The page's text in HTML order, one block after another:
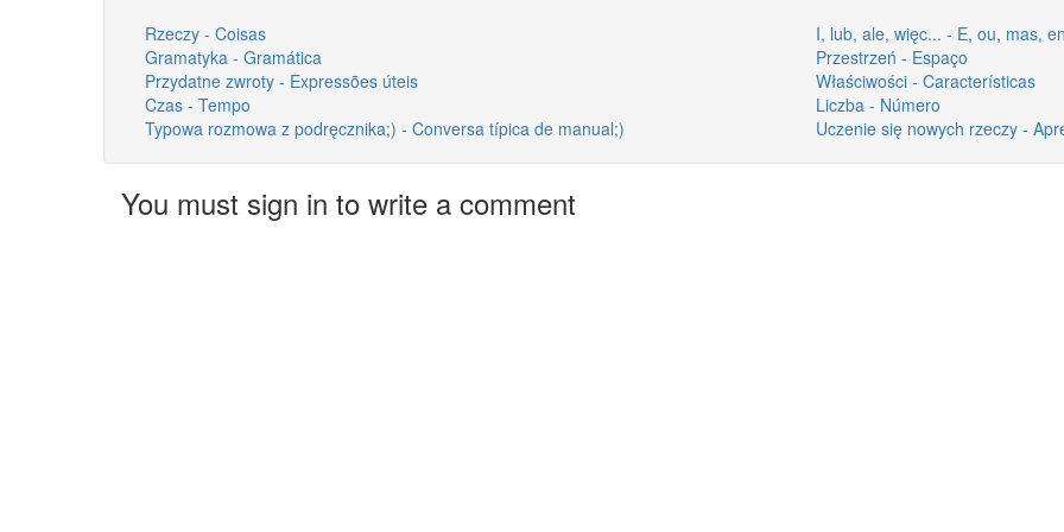
Rzeczy - Coisas
I, lub, ale, więc... - E, ou, mas,
Gramatyka - Gramática
Przestrzeń - Espaço
Przydatne zwroty - Expressões úteis
Właściwości - Características
Czas - Tempo
Liczba - Número
Typowa rozmowa z podręcznika;) - Conversa típica de manual;)
Uczenie się nowych rzeczy -
You must sign in to write a comment